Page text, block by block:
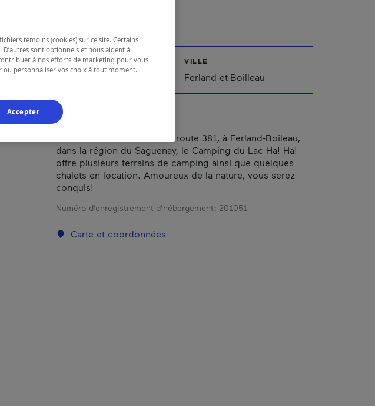
dans une nouvelle fenêtre.
RÉGION VILLE
Ferland-et-Boilleau
Situé au kilomètre 67 de la route 381, à Ferland-Boileau,
dans la région du Saguenay, le Camping du Lac Ha! Ha!
offre plusieurs terrains de camping ainsi que quelques
chalets en location. Amoureux de la nature, vous serez
conquis!
Numéro d’enregistrement d’hébergement : 201051
Carte et coordonnées
témoins (cookies) sur ce site. Certains
sont optionnels et nous aident à
à nos efforts de marketing pour vous
ou personnaliser vos choix à tout moment.
dans une nouvelle fenêtre.
Accepter